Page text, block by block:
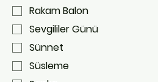
Rakam Balon
Sevgililer Günü
Sünnet
Süsleme